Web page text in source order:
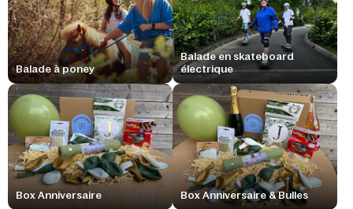
Balade à poney
Balade en skateboard
électrique
Box Anniversaire Box Anniversaire & Bulles